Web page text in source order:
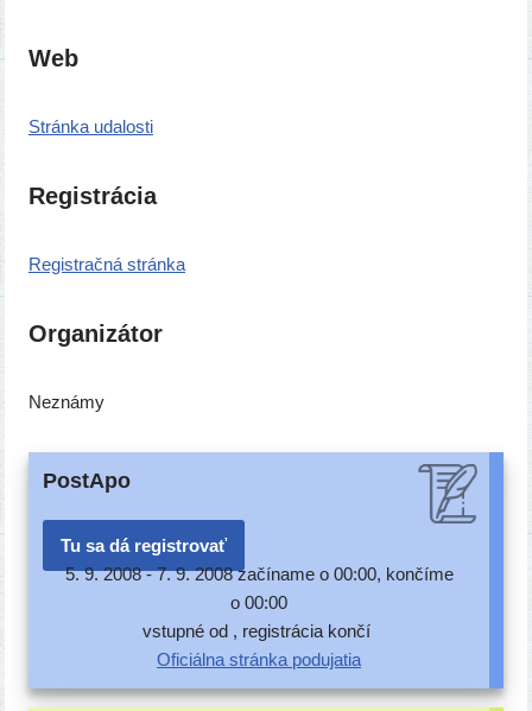
Web
Stránka uda­los­ti
Registrácia
Registračná strán­ka
Organizátor
Neznámy
PostApo
Tu sa dá registrovať
5. 9. 2008 -7. 9. 2008 začí­na­me o 00:00, kon­čí­me
o 00:00
vstup­né od , regis­trá­cia končí
Oficiálna strán­ka podujatia